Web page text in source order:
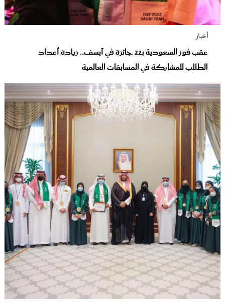
أخبار
عقب فوز السعودية بـ22 جائزة في آيسف.. زيادة أعداد
الطلاب للمشاركة في المسابقات العالمية